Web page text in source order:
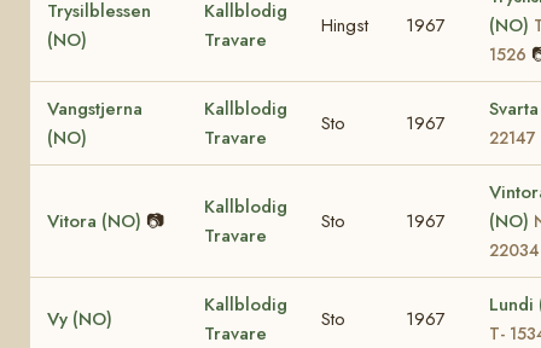
Trysilblessen
(NO)
Kallblodig
Travare
Hingst 1967
(NO)
1526
Vangstjerna
(NO)
Kallblodig
Travare
Sto 1967
22147
Vitora (NO) 📷
Kallblodig
Travare
Sto 1967
(NO)
22034
Vy (NO)
Kallblodig
Travare
Sto 1967
Lundi
T-